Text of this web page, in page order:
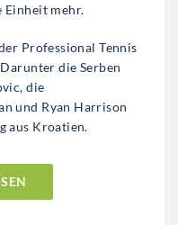
Einheit mehr.
Professional Tennis
die Serben
die
und Ryan Harrison
aus Kroatien.